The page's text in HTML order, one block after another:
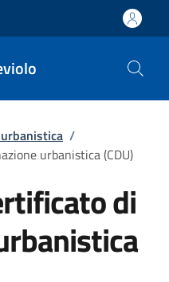
/
urbanistica (CDU)
di